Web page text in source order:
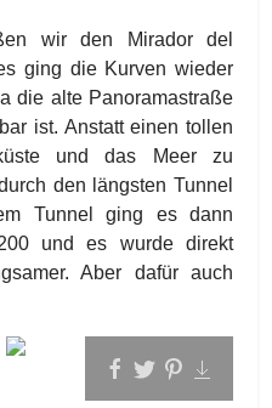
wir den Mirador del
ging die Kurven wieder
die alte Panoramastraße
ist. Anstatt einen tollen
und das Meer zu
den längsten Tunnel
Tunnel ging es dann
und es wurde direkt
Aber dafür auch